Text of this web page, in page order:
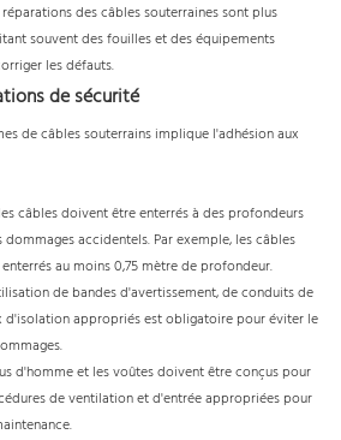
des câbles souterraines sont plus
souvent des fouilles et des équipements
les défauts.
de sécurité
de câbles souterrains implique l'adhésion aux
câbles doivent être enterrés à des profondeurs
accidentels. Par exemple, les câbles
au moins 0,75 mètre de profondeur.
de bandes d'avertissement, de conduits de
appropriés est obligatoire pour éviter le
d'homme et les voûtes doivent être conçus pour
de ventilation et d'entrée appropriées pour